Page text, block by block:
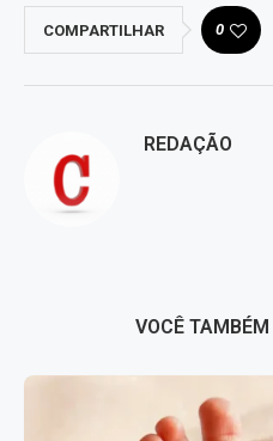
COMPARTILHAR 0
REDAÇÃO
VOCÊ